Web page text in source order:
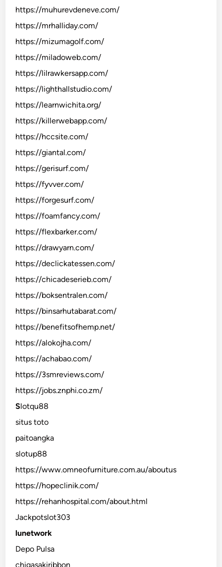
https://muhurevdeneve.com/
https://mrhalliday.com/
https://mizumagolf.com/
https://miladoweb.com/
https://lilrawkersapp.com/
https://lighthallstudio.com/
https://learnwichita.org/
https://killerwebapp.com/
https://hccsite.com/
https://giantal.com/
https://gerisurf.com/
https://fyvver.com/
https://forgesurf.com/
https://foamfancy.com/
https://flexbarker.com/
https://drawyarn.com/
https://declickatessen.com/
https://chicadeserieb.com/
https://boksentralen.com/
https://binsarhutabarat.com/
https://benefitsofhemp.net/
https://alokojha.com/
https://achabao.com/
https://3smreviews.com/
https://jobs.znphi.co.zm/
Slotqu88
situs toto
paitoangka
slotup88
https://www.omneofurniture.com.au/aboutus
https://hopeclinik.com/
https://rehanhospital.com/about.html
Jackpotslot303
lunetwork
Depo Pulsa
chigasakiribbon